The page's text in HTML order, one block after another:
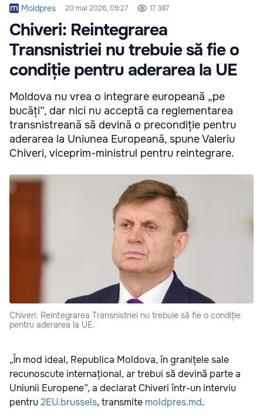
Moldpres 20 mai 2026, 09:27 17 387
Chiveri: Reintegrarea
Transnistriei nu trebuie să fie o
condiție pentru aderarea la UE
Moldova nu vrea o integrare europeană „pe
bucăți”, dar nici nu acceptă ca reglementarea
transnistreană să devină o precondiție pentru
aderarea la Uniunea Europeană, spune Valeriu
Chiveri, viceprim-ministrul pentru reintegrare.
Chiveri: Reintegrarea Transnistriei nu trebuie să fie o condiție
pentru aderarea la UE.
„În mod ideal, Republica Moldova, în granițele sale
recunoscute internațional, ar trebui să devină parte a
Uniunii Europene”, a declarat Chiveri într-un interviu
pentru2EU.brussels, transmite moldpres.md.